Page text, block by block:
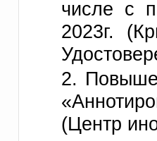
числе с
2023г.
2.
(Центр